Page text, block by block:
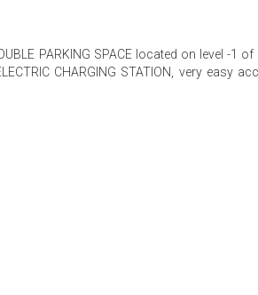
PARKING SPACE located on level -1 of
CHARGING STATION, very easy